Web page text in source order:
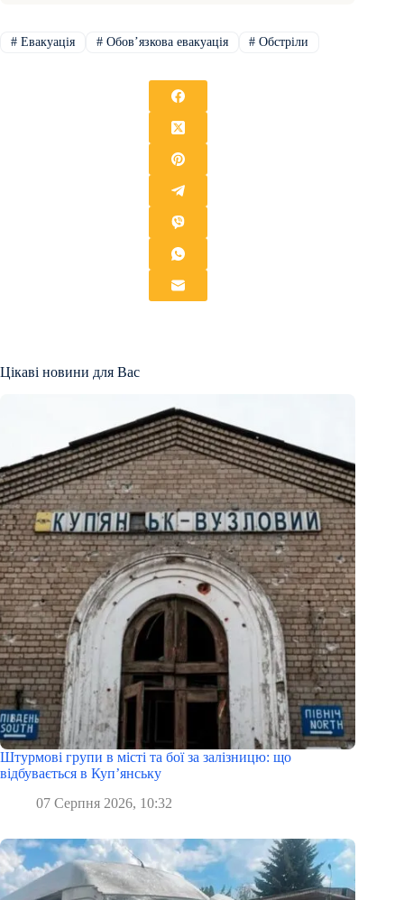
#Евакуація #Обовʼязкова евакуація # Обстріли
Цікаві новини для Вас
Штурмові групи в місті та бої за залізницю: що
відбувається в Куп’янську
07 Серпня 2026, 10:32